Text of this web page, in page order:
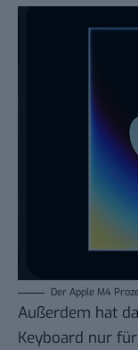
Der Apple M4
Außerdem hat
Keyboard nur